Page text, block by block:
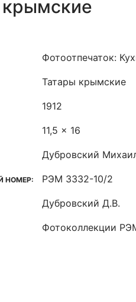
Фотоотпечаток:
Татары крымские
1912
11,5 x 16
Дубровский
НОМЕР: РЭМ 3332-10/2
Дубровский Д.В.
Фотоколлекции